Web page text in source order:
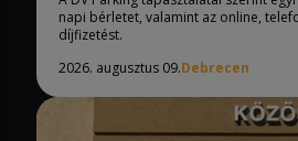
napi bérletet, valamint az online,
díjfizetést.
2026. augusztus 09.Debrecen